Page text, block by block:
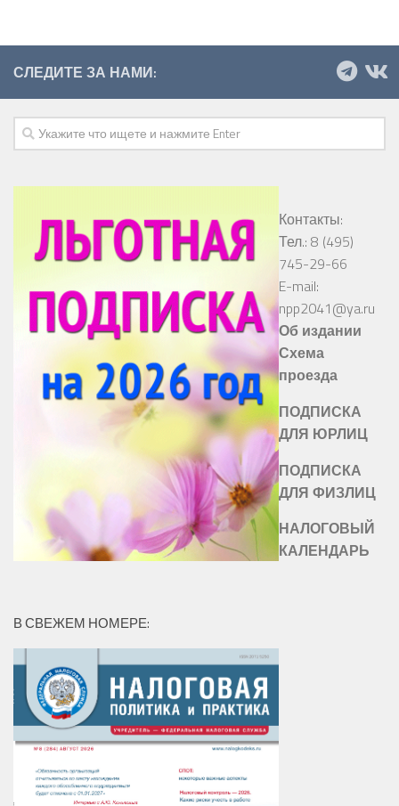
СЛЕДИТЕ ЗА НАМИ:
Контакты:
Тел.: 8 (495)
745-29-66
E-mail:
npp2041@ya.ru
Об издании
Схема
проезда
ПОДПИСКА
ДЛЯ ЮРЛИЦ
ПОДПИСКА
ДЛЯ ФИЗЛИЦ
НАЛОГОВЫЙ
КАЛЕНДАРЬ
В СВЕЖЕМ НОМЕРЕ: